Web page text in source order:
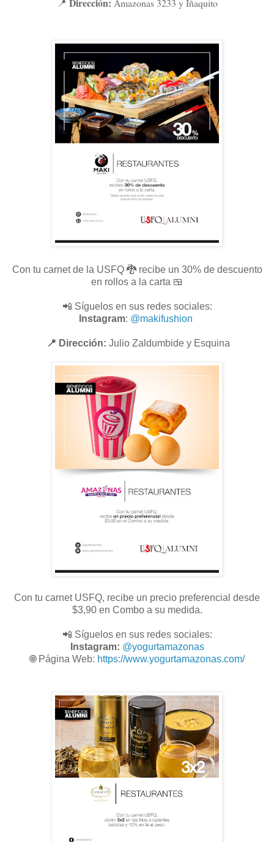
📍 Dirección: Amazonas 3233 y Iñaquito
Con tu carnet de la USFQ 🐉 recibe un 30% de descuento
en rollos a la carta 🍱
📲 Síguelos en sus redes sociales:
Instagram: @makifushion
📍 Dirección: Julio Zaldumbide y Esquina
Con tu carnet USFQ, recibe un precio preferencial desde
$3,90 en Combo a su medida.
📲 Síguelos en sus redes sociales:
Instagram: @yogurtamazonas
🌐 Página Web: https://www.yogurtamazonas.com/